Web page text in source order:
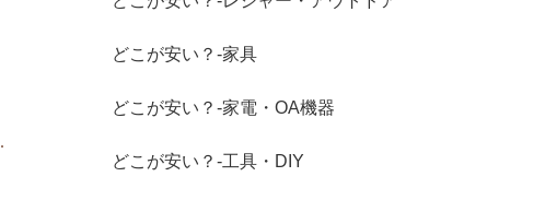
どこが安い？-家具
どこが安い？-家電・OA機器
どこが安い？-工具・DIY